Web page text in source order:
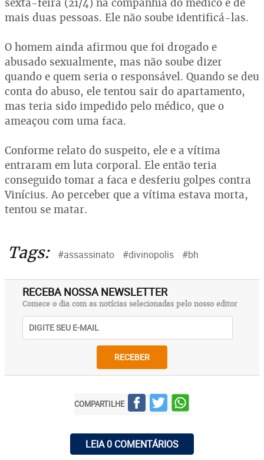
mais duas pessoas. Ele não soube identificá-las.
O homem ainda afirmou que foi drogado e
abusado sexualmente, mas não soube dizer
quando e quem seria o responsável. Quando se deu
conta do abuso, ele tentou sair do apartamento,
mas teria sido impedido pelo médico, que o
ameaçou com uma faca.
Conforme relato do suspeito, ele e a vítima
entraram em luta corporal. Ele então teria
conseguido tomar a faca e desferiu golpes contra
Vinícius. Ao perceber que a vítima estava morta,
tentou se matar.
Tags: #assassinato #divinopolis #bh
RECEBA NOSSA NEWSLETTER
Comece o dia com as notícias selecionadas pelo nosso editor
RECEBER
COMPARTILHE
LEIA 0 COMENTÁRIOS